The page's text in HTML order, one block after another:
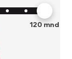
120mnd